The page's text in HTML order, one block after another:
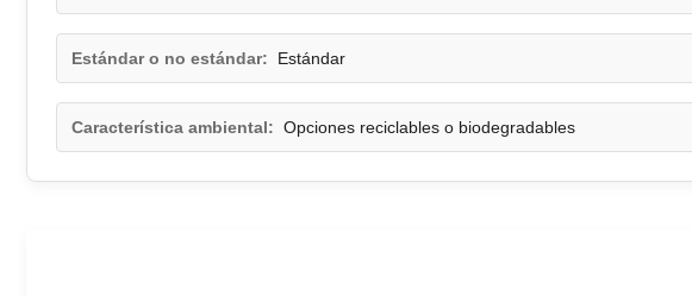
Estándar o no estándar: Estándar
Característica ambiental: Opciones reciclables o biodegradables